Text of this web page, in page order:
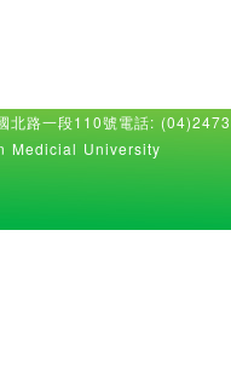
北路一段110號電話:
Medicial University